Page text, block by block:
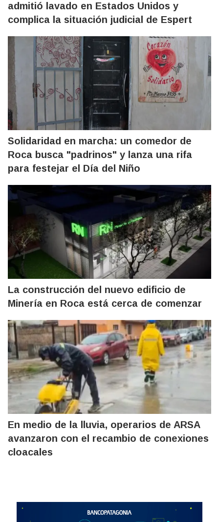
admitió lavado en Estados Unidos y
complica la situación judicial de Espert
Solidaridad en marcha: un comedor de
Roca busca "padrinos" y lanza una rifa
para festejar el Día del Niño
La construcción del nuevo edificio de
Minería en Roca está cerca de comenzar
En medio de la lluvia, operarios de ARSA
avanzaron con el recambio de conexiones
cloacales